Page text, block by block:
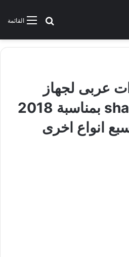
القائمةبحث عن
عربى لجهاز
sharp star 5000 بمناسبة 2018
انواع اخرى